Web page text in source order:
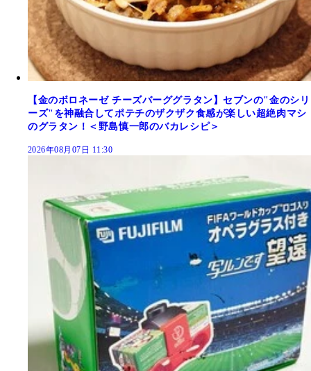
【金のボロネーゼ チーズバーググラタン】セブンの"金のシリ
ーズ"を神融合してポテチのザクザク食感が楽しい超絶肉マシ
のグラタン！＜野島慎一郎のバカレシピ＞
2026年08月07日 11:30